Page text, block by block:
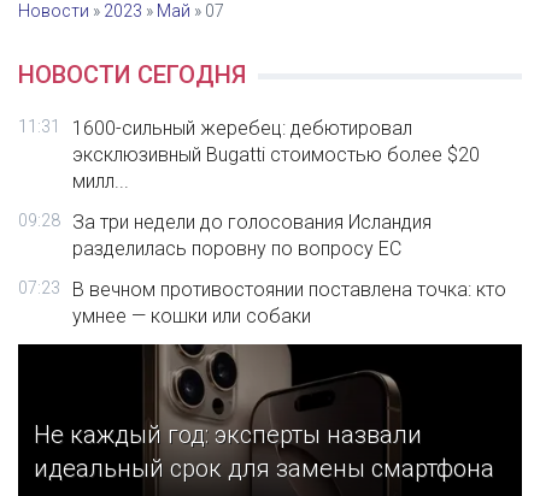
Новости » 2023 » Май » 07
НОВОСТИ СЕГОДНЯ
11:31
1600-сильный жеребец: дебютировал
эксклюзивный Bugatti стоимостью более $20
милл...
09:28
За три недели до голосования Исландия
разделилась поровну по вопросу ЕС
07:23
В вечном противостоянии поставлена точка: кто
умнее — кошки или собаки
Не каждый год: эксперты назвали
идеальный срок для замены смартфона